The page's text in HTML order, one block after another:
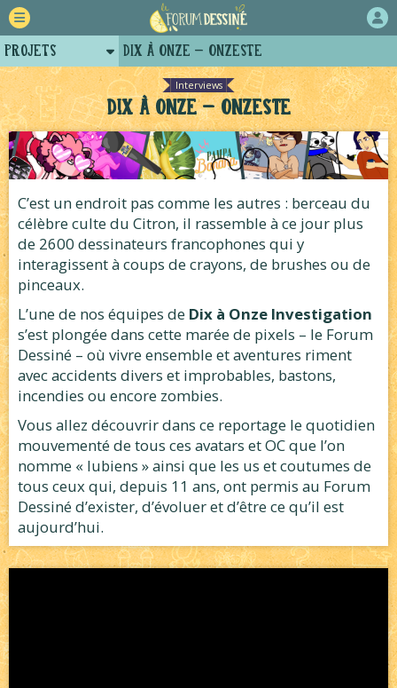
Interviews
Dix à Onze – Onzeste
C’est un endroit pas comme les autres : berceau du
célèbre culte du Citron, il rassemble à ce jour plus
de 2600 dessinateurs francophones qui y
interagissent à coups de crayons, de brushes ou de
pinceaux.
L’une de nos équipes de Dix à Onze Investigation
s’est plongée dans cette marée de pixels – le Forum
Dessiné – où vivre ensemble et aventures riment
avec accidents divers et improbables, bastons,
incendies ou encore zombies.
Vous allez découvrir dans ce reportage le quotidien
mouvementé de tous ces avatars et OC que l’on
nomme « lubiens » ainsi que les us et coutumes de
tous ceux qui, depuis 11 ans, ont permis au Forum
Dessiné d’exister, d’évoluer et d’être ce qu’il est
aujourd’hui.
Projets
Retour
Forum
Auteurs
Tutoriels
Dix à Onze – Onzeste